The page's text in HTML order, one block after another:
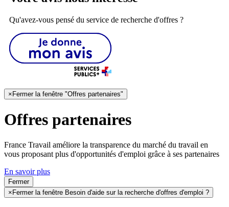
Qu'avez-vous pensé du service de recherche d'offres ?
× Fermer la fenêtre "Offres partenaires"
Offres partenaires
France Travail améliore la transparence du marché du travail en
vous proposant plus d'opportunités d'emploi grâce à ses partenaires
En savoir plus
Fermer
×Fermer la fenêtre Besoin d'aide sur la recherche d'offres d'emploi ?